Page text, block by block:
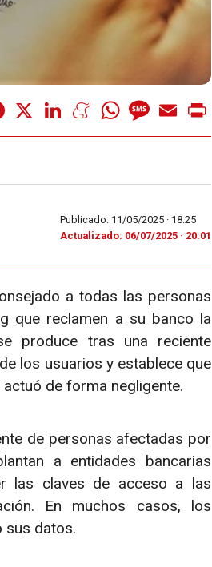
Facebook LinkedInMeneameWhatsAppMessage
Email
Publicado: 11/05/2025 · 18:25
Actualizado: 06/07/2025 · 20:01
a todas las personas
que reclamen a su banco la
produce tras una reciente
los usuarios y establece que
de forma negligente.
de personas afectadas por
a entidades bancarias
las claves de acceso a las
En muchos casos, los
sus datos.